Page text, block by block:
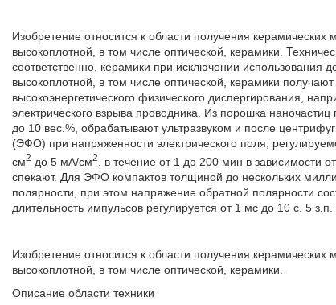
Изобретение относится к области получения
высокоплотной, в том числе оптической, керамики.
соответственно, керамики при исключении использования
высокоплотной, в том числе оптической, керамики
высокоэнергетического физического диспергирования,
электрического взрыва проводника. Из порошка
до 10 вес.%, обрабатывают ультразвуком и после
(ЭФО) при напряженности электрического поля,
см2 до 5 мА/см2
, в течение от 1 до 200 мин в зависимости
спекают. Для ЭФО компактов толщиной до нескольких
полярности, при этом напряжение обратной полярности
длительность импульсов регулируется от 1 мс до 10 с. 5
Изобретение относится к области получения
высокоплотной, в том числе оптической, керамики.
Описание области техники